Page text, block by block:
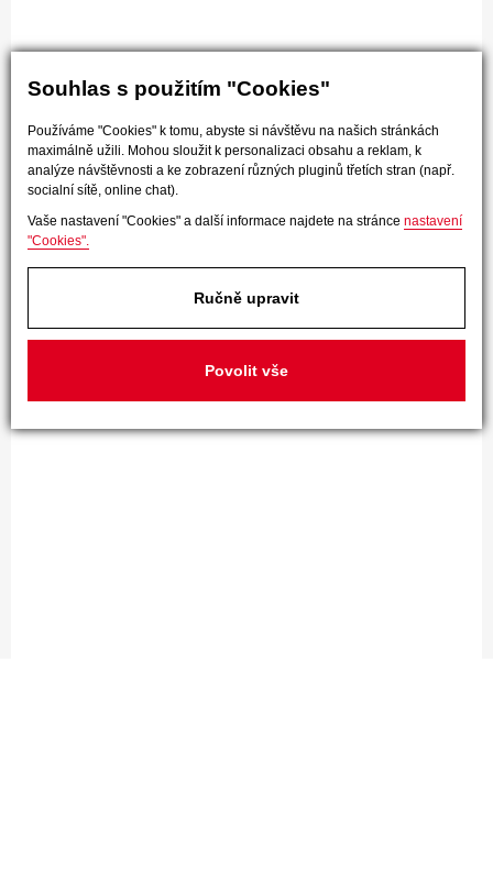
Souhlas s použitím "Cookies"
Používáme "Cookies" k tomu, abyste si návštěvu na našich stránkách
maximálně užili. Mohou sloužit k personalizaci obsahu a reklam, k
analýze návštěvnosti a ke zobrazení různých pluginů třetích stran (např.
socialní sítě, online chat).
Vaše nastavení "Cookies" a další informace najdete na stránce nastavení
"Cookies".
Ručně upravit
Povolit vše